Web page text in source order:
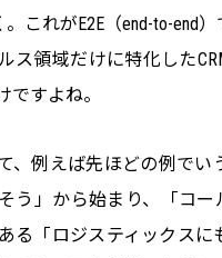
これがE2E（end-to-end
ス領域だけに特化した
すよね。
、例えば先ほどの例でい
う」から始まり、「コ
る「ロジスティックスに